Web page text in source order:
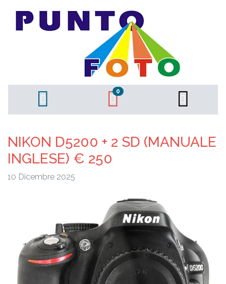
0
NIKON D5200 + 2 SD (MANUALE
INGLESE) € 250
10 Dicembre 2025